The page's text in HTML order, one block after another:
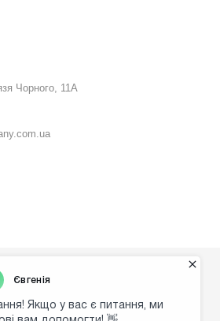
Чорного, 11А
- власність компанії "VALESO".
з сайту без узгодження